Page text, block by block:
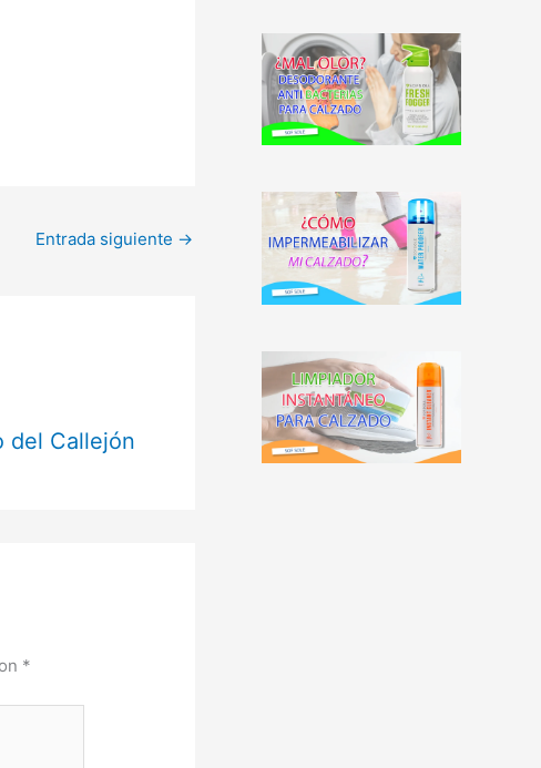
Entrada siguiente →
del Callejón
*